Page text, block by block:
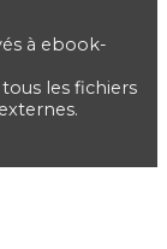
à ebook-
les fichiers